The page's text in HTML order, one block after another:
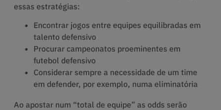
essas estratégias:
Encontrar jogos entre equipes equilibradas em
talento defensivo
Procurar campeonatos proeminentes em
futebol defensivo
Considerar sempre a necessidade de um time
em defender, por exemplo, numa eliminatória
Ao apostar num “total de equipe” as odds serão